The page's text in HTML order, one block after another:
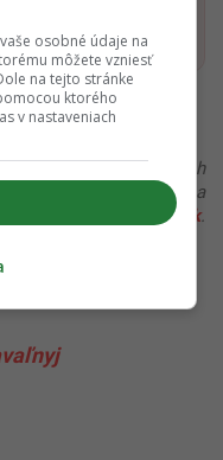
zdroj
prípade, že máš postreh
chybu, napíš nám na
redakcia@startitup.sk.
osobné údaje na
môžete vzniesť
na tejto stránke
ktorého
v nastaveniach